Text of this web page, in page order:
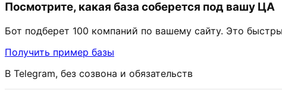
Посмотрите, какая база соберется под вашу ЦА
Бот подберет 100 компаний по вашему сайту. Это
Получить пример базы
В Telegram, без созвона и обязательств